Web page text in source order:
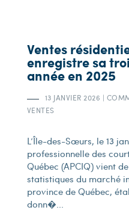
Ventes
enregistre sa
année en 2025
13 JANVIER 2026 |
VENTES
L’Île-des-Sœurs, le 13
professionnelle des
Québec (APCIQ) vient
statistiques du marché
province de Québec,
donn�...